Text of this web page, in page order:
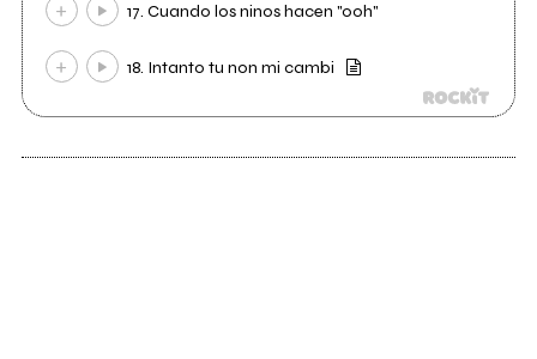
17. Cuando los ninos hacen "ooh"
18. Intanto tu non mi cambi